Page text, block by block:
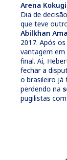
Arena
Dia de
que teve
Abilkhan
2017. Após
vantagem
final. Ai,
fechar a
o brasileiro já
perdendo na
pugilistas